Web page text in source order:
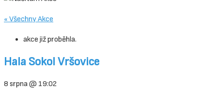
« Všechny Akce
akce již proběhla.
Hala Sokol Vršovice
8 srpna @ 19:02